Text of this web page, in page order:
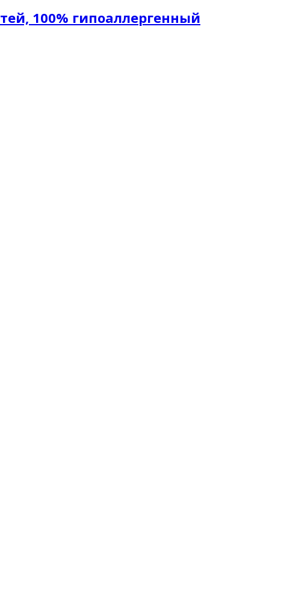
100% гипоаллергенный